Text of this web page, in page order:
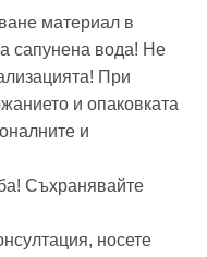
материал в
сапунена вода! Не
При
и опаковката
и
Съхранявайте
носете